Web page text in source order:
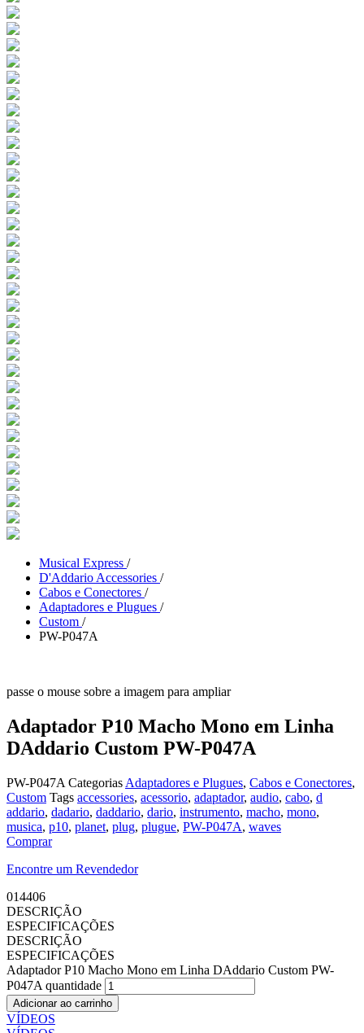
Musical Express /
D'Addario Accessories /
Cabos e Conectores /
Adaptadores e Plugues /
Custom /
PW-P047A
passe o mouse sobre a imagem para ampliar
Adaptador P10 Macho Mono em Linha
DAddario Custom PW-P047A
PW-P047A Categorias Adaptadores e Plugues, Cabos e Conectores,
Custom Tags accessories, acessorio, adaptador, audio, cabo, d
addario, dadario, daddario, dario, instrumento, macho, mono,
musica, p10, planet, plug, plugue, PW-P047A, waves
Comprar
Encontre um Revendedor
014406
DESCRIÇÃO
ESPECIFICAÇÕES
DESCRIÇÃO
ESPECIFICAÇÕES
Adaptador P10 Macho Mono em Linha DAddario Custom PW-
P047A quantidade
Adicionar ao carrinho
VÍDEOS